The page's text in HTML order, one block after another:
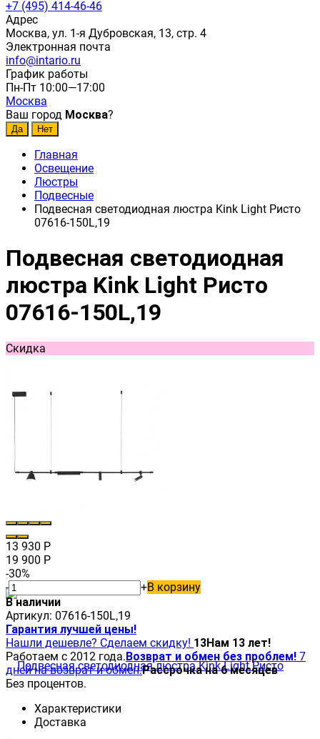
+7 (495) 414-46-46
Адрес
Москва, ул. 1-я Дубровская, 13, стр. 4
Электронная почта
info@intario.ru
График работы
Пн-Пт 10:00—17:00
Москва
Ваш город Москва?
Главная
Освещение
Люстры
Подвесные
Подвесная светодиодная люстра Kink Light Ристо
07616-150L,19
Подвесная светодиодная
люстра Kink Light Ристо
07616-150L,19
Скидка
13 930 Р
19 900 Р
-30%
-
+В корзину
В наличии
Артикул: 07616-150L,19
Гарантия лучшей цены!
Нашли дешевле? Сделаем скидку! 13Нам 13 лет!
Работаем с 2012 года.Возврат и обмен без проблем! 7
дней на возврат и обмен.Рассрочка на 6 месяцев
Без процентов.
Характеристики
Доставка